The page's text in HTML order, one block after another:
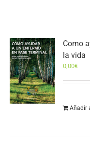
Como
la vida
0,00€
Añadir